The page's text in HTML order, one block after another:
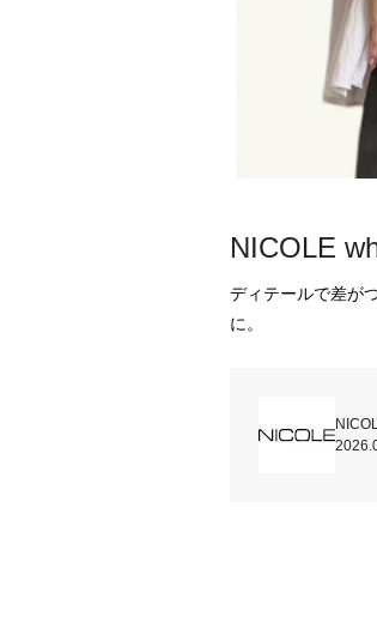
NICOLE
ディテールで差が
に。